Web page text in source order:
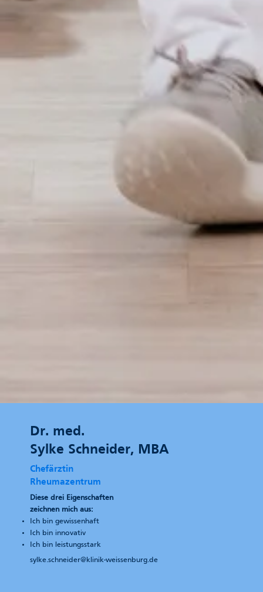
Dr. med.
Sylke Schneider, MBA
Chefärztin
Rheumazentrum
Diese drei Eigenschaften
zeichnen mich aus:
Ich bin gewissenhaft
Ich bin innovativ
Ich bin leistungsstark
sylke.schneider@klinik-weissenburg.de